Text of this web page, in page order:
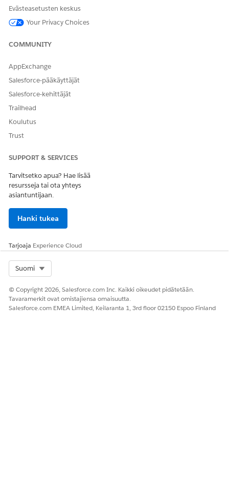
Viitetyön tyyppi
Suorittaako tämä toiminto
kehotteen mallin?
Evästeasetusten keskus
Your Privacy Choices
COMMUNITY
AppExchange
Salesforce-pääkäyttäjät
Salesforce-kehittäjät
Trailhead
Koulutus
Trust
SUPPORT & SERVICES
Tarvitsetko apua? Hae lisää
resursseja tai ota yhteys
asiantuntijaan.
Hanki tukea
Tarjoaja Experience Cloud
Suomi
© Copyright 2026, Salesforce.com Inc. Kaikki oikeudet pidätetään.
Tavaramerkit ovat omistajiensa omaisuutta.
Salesforce.com EMEA Limited, Keilaranta 1, 3rd floor 02150 Espoo Finland